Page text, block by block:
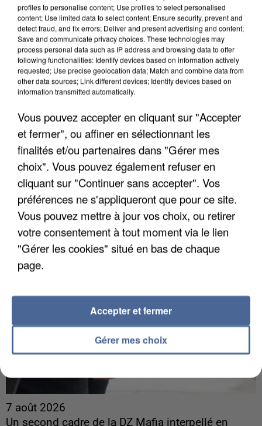
7 août 2026
Les données de 300 000 clients dérobées à
Intermarché après une...
Les données bancaires ne seraient pas
concernées.
7 août 2026
Un second cadre de la DZ Mafia interpellé en
profiles to personalise content; Use profiles to select personalised
content; Use limited data to select content; Ensure security, prevent and
detect fraud, and fix errors; Deliver and present advertising and content;
Save and communicate privacy choices. These technologies may
process personal data such as IP address and browsing data to offer
following functionalities: Identify devices based on information actively
requested; Use precise geolocation data; Match and combine data from
other data sources; Link different devices; Identify devices based on
information transmitted automatically.
Vous pouvez accepter en cliquant sur "Accepter
et fermer", ou affiner en sélectionnant les
finalités et/ou partenaires dans "Gérer mes
choix". Vous pouvez également refuser en
cliquant sur "Continuer sans accepter". Vos
préférences ne s'appliqueront que pour ce site.
Vous pouvez mettre à jour vos choix, ou retirer
votre consentement à tout moment via le lien
"Gérer les cookies" situé en bas de chaque
page.
Gérer mes choix
Accepter et fermer